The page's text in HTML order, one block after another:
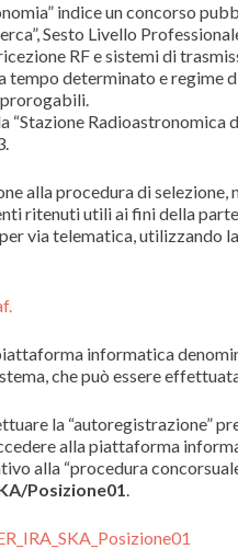
indice un concorso
Sesto Livello
RF e sistemi di
determinato e regime
prorogabili.
“Stazione
alla procedura di
ritenuti utili ai fini della
via telematica, utilizzando
informatica
che può essere
la “autoregistrazione”
alla piattaforma
alla “procedura
Posizione01.